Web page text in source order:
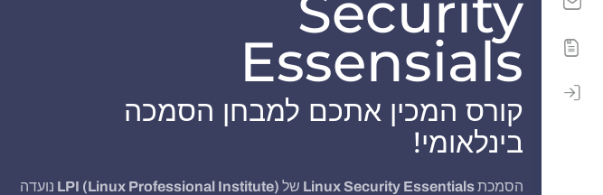
Essensials
קורס המכין אתכם למבחן הסמכה
בינלאומי!
הסמכתLinux Security Essentials של LPI (Linux Professional Institute) נועדה